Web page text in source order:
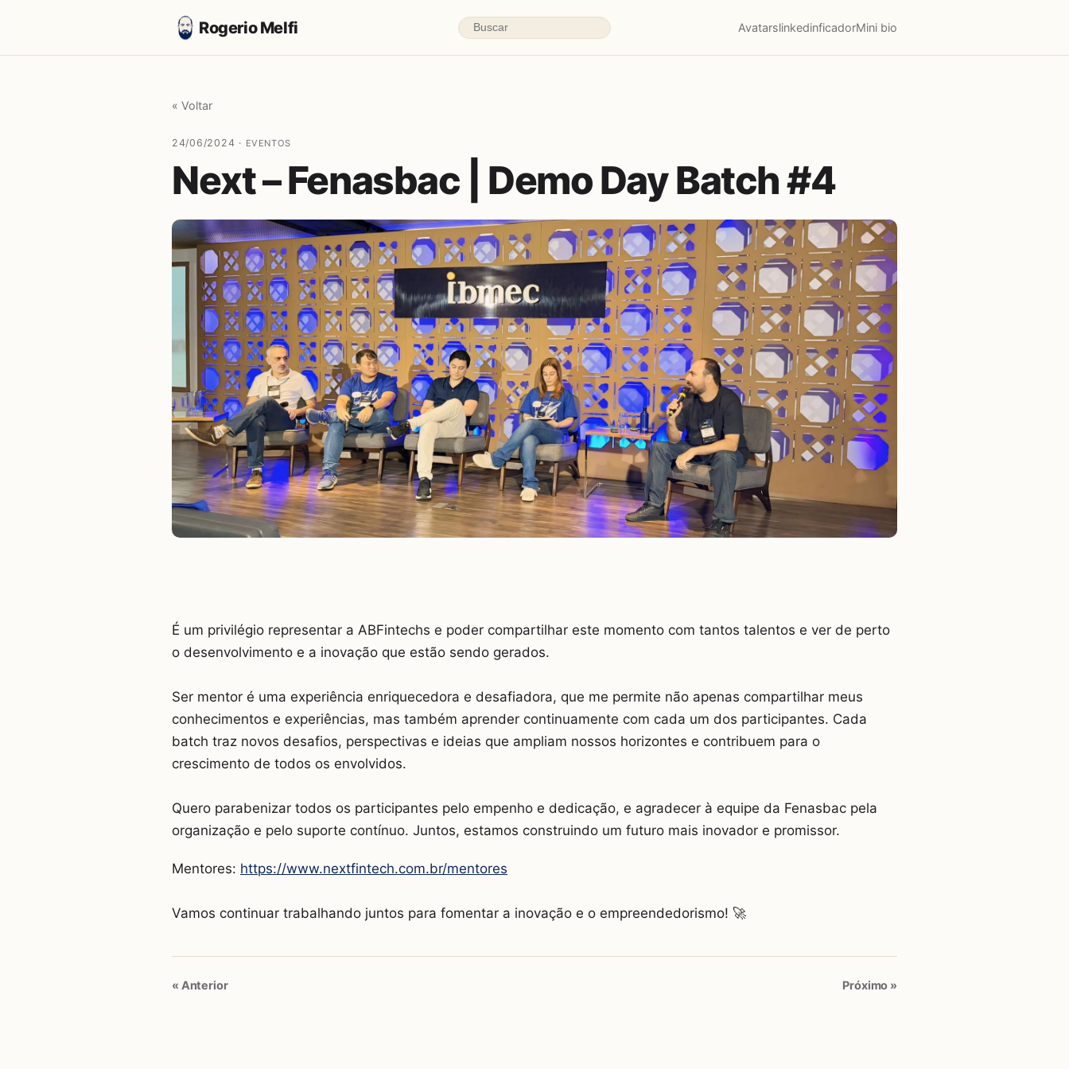
Rogerio Melfi AvatarslinkedinficadorMini bio
« Voltar
24/06/2024 · EVENTOS
Next – Fenasbac | Demo Day Batch #4
É um privilégio representar a ABFintechs e poder compartilhar este momento com tantos talentos e ver de perto
o desenvolvimento e a inovação que estão sendo gerados.
Ser mentor é uma experiência enriquecedora e desafiadora, que me permite não apenas compartilhar meus
conhecimentos e experiências, mas também aprender continuamente com cada um dos participantes. Cada
batch traz novos desafios, perspectivas e ideias que ampliam nossos horizontes e contribuem para o
crescimento de todos os envolvidos.
Quero parabenizar todos os participantes pelo empenho e dedicação, e agradecer à equipe da Fenasbac pela
organização e pelo suporte contínuo. Juntos, estamos construindo um futuro mais inovador e promissor.
Mentores: https://www.nextfintech.com.br/mentores
Vamos continuar trabalhando juntos para fomentar a inovação e o empreendedorismo! 🚀
« Anterior Próximo »